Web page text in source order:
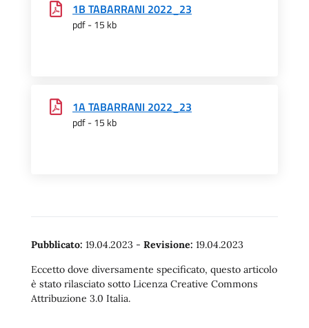
1B TABARRANI 2022_23
pdf - 15 kb
1A TABARRANI 2022_23
pdf - 15 kb
Pubblicato: 19.04.2023 - Revisione: 19.04.2023
Eccetto dove diversamente specificato, questo articolo
è stato rilasciato sotto Licenza Creative Commons
Attribuzione 3.0 Italia.